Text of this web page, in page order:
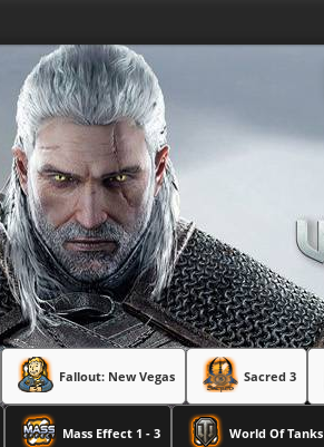
Fallout: New Vegas Sacred 3
Mass Effect 1 - 3 World Of Tanks